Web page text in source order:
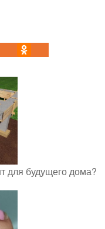
для будущего дома?